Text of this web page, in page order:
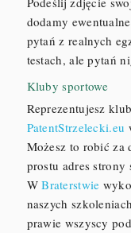
dodamy
pytań z realnych
testach, ale pytań
Kluby sportowe
Reprezentujesz
PatentStrzelecki.eu
Możesz to robić
prostu adres strony
WBraterstwie
naszych
prawie wszyscy